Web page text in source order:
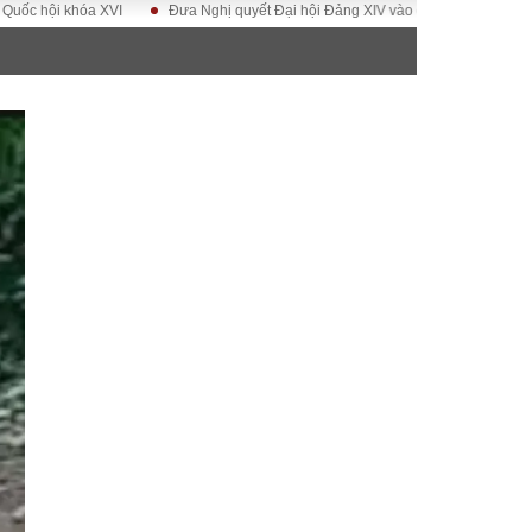
– Đô thị
XVI Đưa Nghị quyết Đại hội Đảng XIV vào cuộc sống